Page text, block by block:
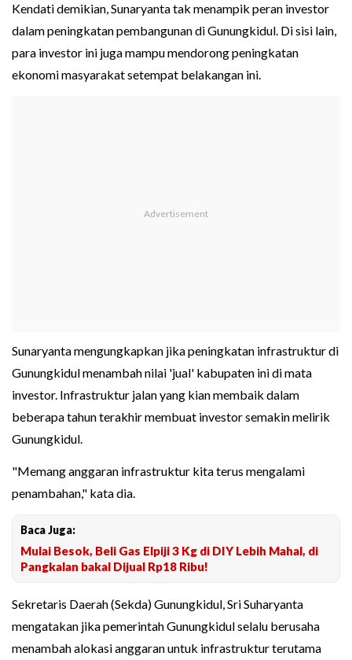
Kendati demikian, Sunaryanta tak menampik peran investor
dalam peningkatan pembangunan di Gunungkidul. Di sisi lain,
para investor ini juga mampu mendorong peningkatan
ekonomi masyarakat setempat belakangan ini.
Sunaryanta mengungkapkan jika peningkatan infrastruktur di
Gunungkidul menambah nilai 'jual' kabupaten ini di mata
investor. Infrastruktur jalan yang kian membaik dalam
beberapa tahun terakhir membuat investor semakin melirik
Gunungkidul.
"Memang anggaran infrastruktur kita terus mengalami
penambahan," kata dia.
Baca Juga:
Mulai Besok, Beli Gas Elpiji 3 Kg di DIY Lebih Mahal, di
Pangkalan bakal Dijual Rp18 Ribu!
Sekretaris Daerah (Sekda) Gunungkidul, Sri Suharyanta
mengatakan jika pemerintah Gunungkidul selalu berusaha
menambah alokasi anggaran untuk infrastruktur terutama